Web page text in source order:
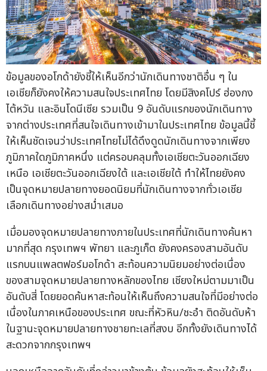
ข้อมูลของอโกด้ายังชี้ให้เห็นอีกว่านักเดินทางชาติอื่น ๆ ใน
เอเชียก็ยังคงให้ความสนใจประเทศไทย โดยมีสิงคโปร์ ฮ่องกง
ไต้หวัน และอินโดนีเซีย รวมเป็น 9 อันดับแรกของนักเดินทาง
จากต่างประเทศที่สนใจเดินทางเข้ามาในประเทศไทย ข้อมูลนี้ชี้
ให้เห็นชัดเจนว่าประเทศไทยไม่ได้ดึงดูดนักเดินทางจากเพียง
ภูมิภาคใดภูมิภาคหนึ่ง แต่ครอบคลุมทั้งเอเชียตะวันออกเฉียง
เหนือ เอเชียตะวันออกเฉียงใต้ และเอเชียใต้ ทำให้ไทยยังคง
เป็นจุดหมายปลายทางยอดนิยมที่นักเดินทางจากทั่วเอเชีย
เลือกเดินทางอย่างสม่ำเสมอ
เมื่อมองจุดหมายปลายทางภายในประเทศที่นักเดินทางค้นหา
มากที่สุด กรุงเทพฯ พัทยา และภูเก็ต ยังคงครองสามอันดับ
แรกบนแพลตฟอร์มอโกด้า สะท้อนความนิยมอย่างต่อเนื่อง
ของสามจุดหมายปลายทางหลักของไทย เชียงใหม่ตามมาเป็น
อันดับสี่ โดยยอดค้นหาสะท้อนให้เห็นถึงความสนใจที่มีอย่างต่อ
เนื่องในภาคเหนือของประเทศ ขณะที่หัวหิน/ชะอำ ติดอันดับห้า
ในฐานะจุดหมายปลายทางชายทะเลที่สงบ อีกทั้งยังเดินทางได้
สะดวกจากกรุงเทพฯ